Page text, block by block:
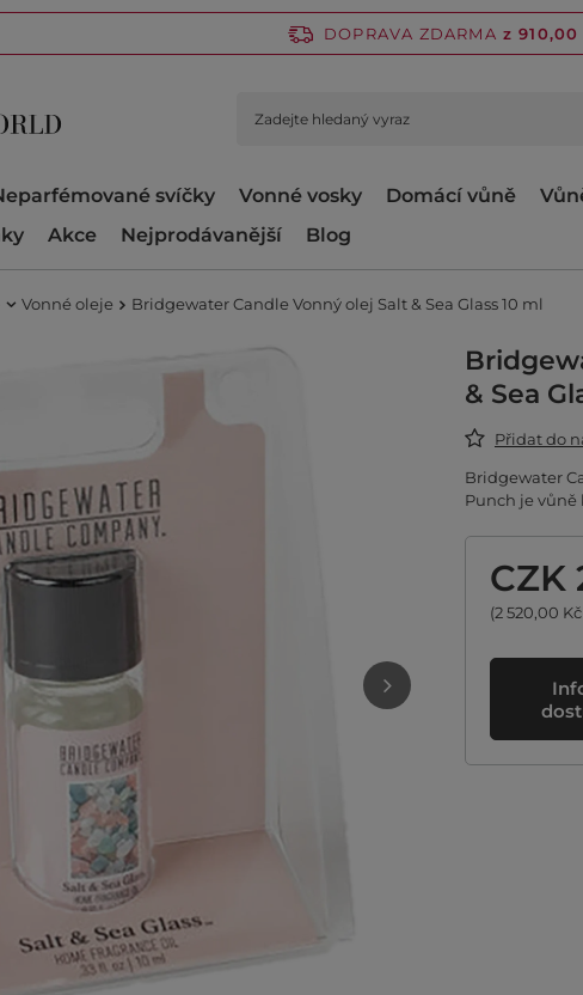
DOPRAVA ZDARMA z 910,00
svíčky Vonné vosky Domácí vůně
Akce Nejprodávanější Blog
Vonné oleje Bridgewater Candle Vonný olej Salt & Sea Glass 10 ml
& Sea
Přidat do
Bridgewater
Punch je
CZK
(2 520,00